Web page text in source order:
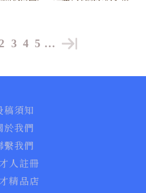
2 3 4 5 …
稿須知
於我們
繫我們
人註冊
精品店